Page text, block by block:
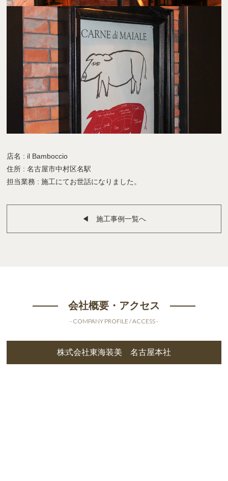
店名 : il Bamboccio
住所 : 名古屋市中村区名駅
担当業務 : 施工にてお世話になりました。
◀︎ 施工事例一覧へ
会社概要・アクセス
- COMPANY PROFILE / ACCESS -
株式会社東海装美 名古屋本社